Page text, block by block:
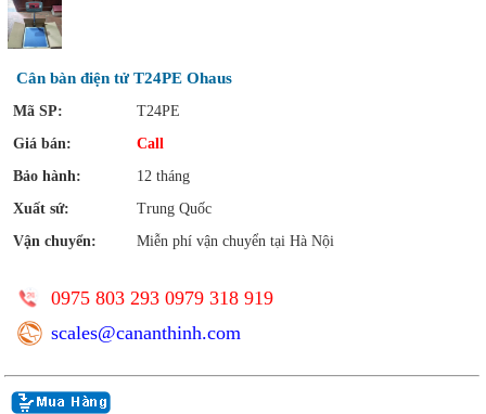
Cân bàn điện tử T24PE Ohaus
Mã SP:
T24PE
Giá bán:
Call
Bảo hành:
12 tháng
Xuất sứ:
Trung Quốc
Vận chuyển:
Miễn phí vận chuyển tại Hà Nội
0975 803 293 0979 318 919
scales@cananthinh.com